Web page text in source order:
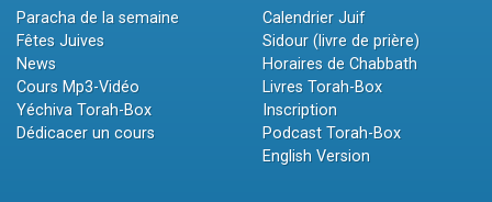
Paracha de la semaine
Fêtes Juives
News
Cours Mp3-Vidéo
Yéchiva Torah-Box
Dédicacer un cours
Calendrier Juif
Sidour (livre de prière)
Horaires de Chabbath
Livres Torah-Box
Inscription
Podcast Torah-Box
English Version